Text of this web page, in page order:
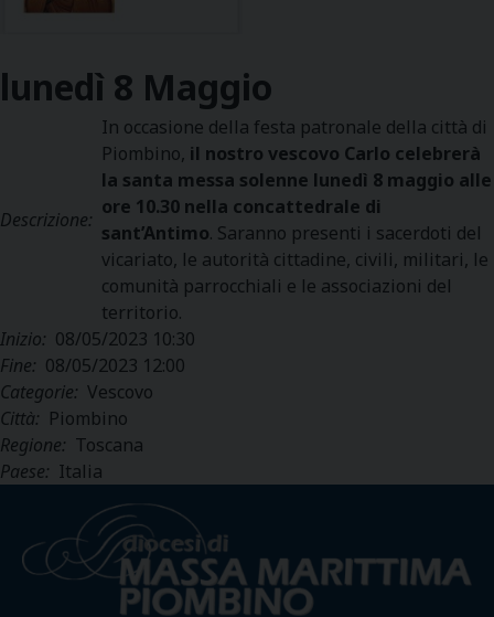
lunedì 8 Maggio
Descrizione:
In occasione della festa patronale della città di
Piombino, il nostro vescovo Carlo celebrerà
la santa messa solenne lunedì 8 maggio alle
ore 10.30 nella concattedrale di
sant’Antimo. Saranno presenti i sacerdoti del
vicariato, le autorità cittadine, civili, militari, le
comunità parrocchiali e le associazioni del
territorio.
Inizio: 08/05/2023 10:30
Fine: 08/05/2023 12:00
Categorie: Vescovo
Città: Piombino
Regione: Toscana
Paese: Italia